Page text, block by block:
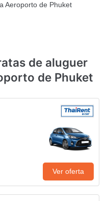
Aeroporto de Phuket
de aluguer
de Phuket
Ver oferta